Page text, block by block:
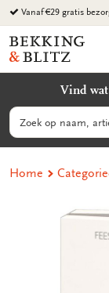
Ga
naar
content
Vanaf €29 gratis
Bekking
&
B.V.
Vind
Zoeken
Home